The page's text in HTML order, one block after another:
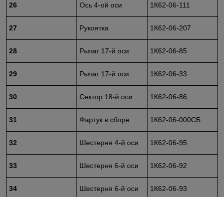
26 Ось 4-ой оси 1К62-06-111
27 Рукоятка 1К62-06-207
28 Рычаг 17-й оси 1К62-06-85
29 Рычаг 17-й оси 1К62-06-33
30 Сектор 18-й оси 1К62-06-86
31 Фартук в сборе 1К62-06-000СБ
32 Шестерня 4-й оси 1К62-06-95
33 Шестерня 6-й оси 1К62-06-92
34 Шестерня 6-й оси 1К62-06-93